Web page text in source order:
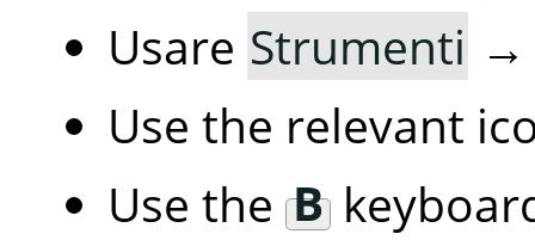
Usare Strumenti
Use the relevant
Use the B